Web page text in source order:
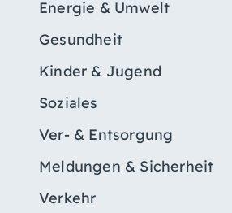
Energie & Umwelt
Gesundheit
Kinder & Jugend
Soziales
Ver- & Entsorgung
Meldungen & Sicherheit
Verkehr